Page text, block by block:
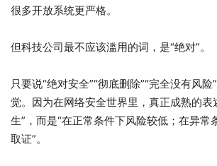
很多开放系统更严格。
但科技公司最不应该滥用的词，是“绝对”。
只要说“绝对安全”“彻底删除”“完全没有风
觉。因为在网络安全世界里，真正成熟的表
生”，而是“在正常条件下风险较低；在异常
取证”。